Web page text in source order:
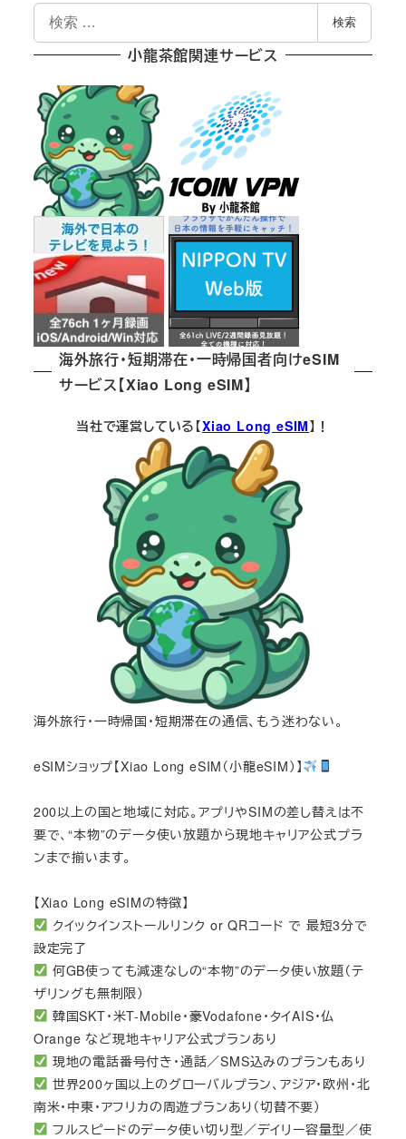
検
索
検索
小龍茶館関連サービス
海外旅行・短期滞在・一時帰国者向けeSIM
サービス【Xiao Long eSIM】
当社で運営している【Xiao Long eSIM】！
海外旅行・一時帰国・短期滞在の通信、もう迷わない。
eSIMショップ【Xiao Long eSIM（小龍eSIM）】
200以上の国と地域に対応。アプリやSIMの差し替えは不
要で、“本物”のデータ使い放題から現地キャリア公式プラ
ンまで揃います。
【Xiao Long eSIMの特徴】
クイックインストールリンク or QRコード で 最短3分で
設定完了
何GB使っても減速なしの“本物”のデータ使い放題（テ
ザリングも無制限）
韓国SKT・米T-Mobile・豪Vodafone・タイAIS・仏
Orange など現地キャリア公式プランあり
現地の電話番号付き・通話／SMS込みのプランもあり
世界200ヶ国以上のグローバルプラン、アジア・欧州・北
南米・中東・アフリカの周遊プランあり（切替不要）
フルスピードのデータ使い切り型／デイリー容量型／使